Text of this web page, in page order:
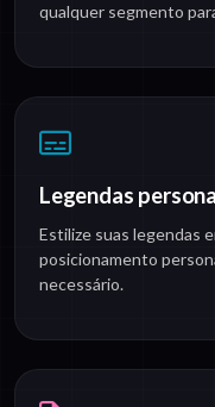
qualquer segmento
Legendas
Estilize suas legendas
posicionamento
necessário.